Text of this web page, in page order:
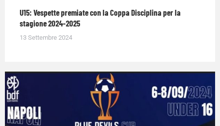
U15: Vespette premiate con la Coppa Disciplina per la
stagione 2024-2025
13 Settembre 2024